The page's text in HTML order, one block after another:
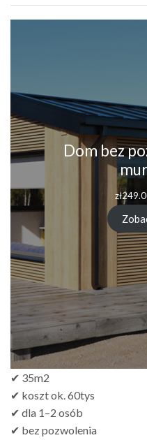
Dom bez
zł
✔ 35m2
✔ koszt ok. 60tys
✔ dla 1–2 osób
✔ bez pozwolenia